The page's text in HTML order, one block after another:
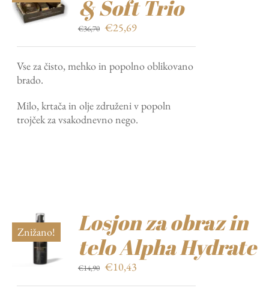
& Soft Trio
€36,70 Izvirna
bila:
€25,69Trenutna
€25,69.
Vse za čisto, mehko in popolno oblikovano
brado.
Milo, krtača in olje združeni v popoln
trojček za vsakodnevno nego.
Znižano!
Losjon za obraz in
telo Alpha Hydrate
€14,90 Izvirna
€10,43